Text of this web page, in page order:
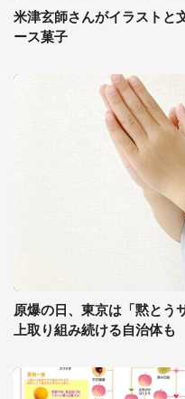
米津玄師さんがイラストと
ース菓子
原爆の日、東京は「黙とう
上取り組み続ける自治体も